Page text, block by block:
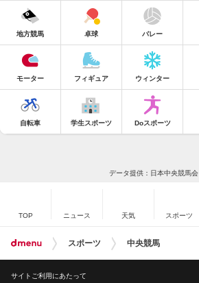
地方競馬 卓球 バレー
モーター フィギュア ウィンター
自転車 学生スポーツ Doスポーツ
データ提供：日本中央競馬会
TOP ニュース 天気 スポーツ
スポーツ 中央競馬
サイトご利用にあたって